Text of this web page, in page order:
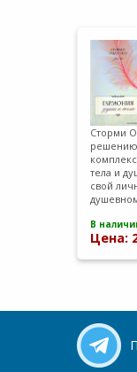
Сторми
решению
тела и
свой
В
Цена: